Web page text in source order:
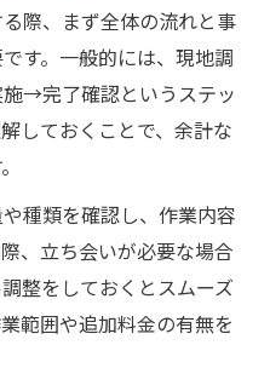
際、まず全体の流れと事
す。一般的には、現地調
→完了確認というステッ
しておくことで、余計な
種類を確認し、作業内容
、立ち会いが必要な場合
整をしておくとスムーズ
範囲や追加料金の有無を